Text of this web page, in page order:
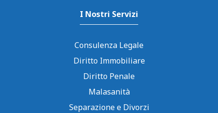
I Nostri Servizi
Consulenza Legale
Diritto Immobiliare
Diritto Penale
Malasanità
Separazione e Divorzi